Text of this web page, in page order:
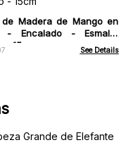
de Madera de Mango en
- Encalado - Esmalte
- 15cm
See Details